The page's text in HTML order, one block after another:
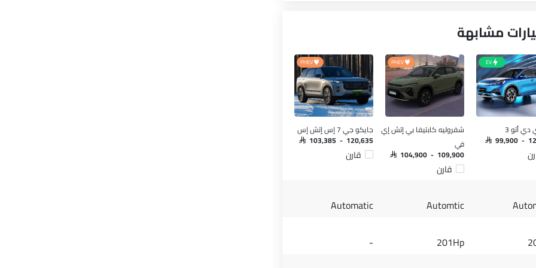
مشابهة
EV
أتو 3
SAR 99,900 -
PHEV
شفروليه كابتيفا بي إتش إي
في
SAR 104,900 - 109,900
قارن
PHEV
جايكو جي 7 إس إتش إس
SAR 103,385 - 120,635
قارن
Automtic
Automatic
201Hp
-